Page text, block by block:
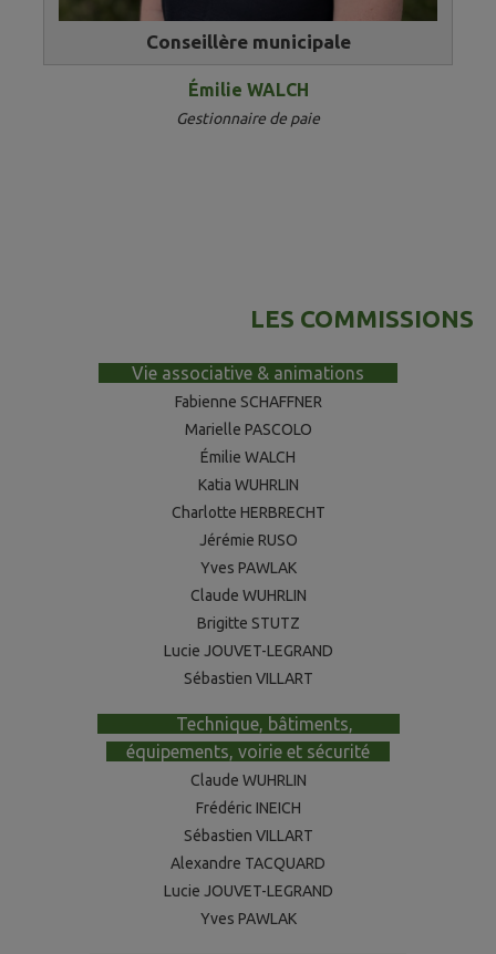
Conseillère municipale
Émilie WALCH
Gestionnaire de paie
LES COMMISSIONS
Vie associative & animations
Fabienne SCHAFFNER
Marielle PASCOLO
Émilie WALCH
Katia WUHRLIN
Charlotte HERBRECHT
Jérémie RUSO
Yves PAWLAK
Claude WUHRLIN
Brigitte STUTZ
Lucie JOUVET-LEGRAND
Sébastien VILLART
Technique, bâtiments,
équipements, voirie et sécurité
Claude WUHRLIN
Frédéric INEICH
Sébastien VILLART
Alexandre TACQUARD
Lucie JOUVET-LEGRAND
Yves PAWLAK